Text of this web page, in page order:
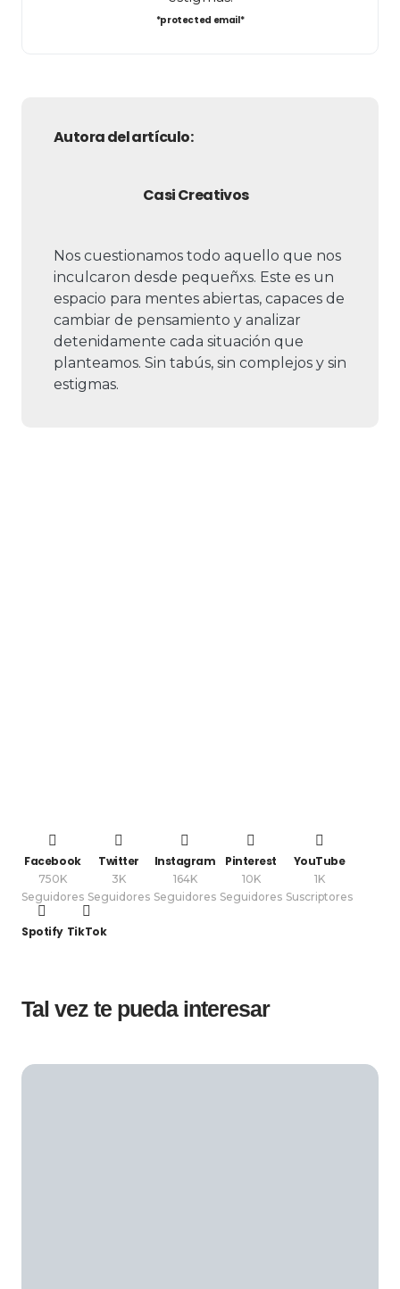
*protected email*
Autora del artículo:
Casi Creativos
Nos cuestionamos todo aquello que nos
inculcaron desde pequeñxs. Este es un
espacio para mentes abiertas, capaces de
cambiar de pensamiento y analizar
detenidamente cada situación que
planteamos. Sin tabús, sin complejos y sin
estigmas.
Facebook
750K
Seguidores
Twitter
3K
Seguidores
Instagram
164K
Seguidores
Pinterest
10K
Seguidores
YouTube
1K
Suscriptores
Spotify TikTok
Tal vez te pueda interesar